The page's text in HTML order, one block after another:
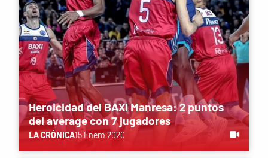
Heroicidad del BAXI Manresa: 2 puntos
del average con 7 jugadores
LA CRÓNICA15 Enero 2020